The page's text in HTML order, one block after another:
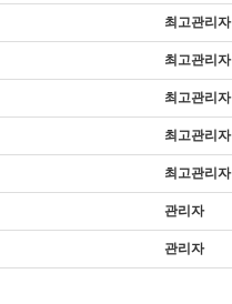
최고관리자
최고관리자
최고관리자
최고관리자
최고관리자
관리자
관리자